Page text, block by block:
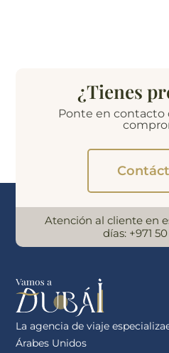
¿Tienes
Ponte en contacto
Atención al cliente en
días: +971
La agencia de viaje
Árabes Unidos